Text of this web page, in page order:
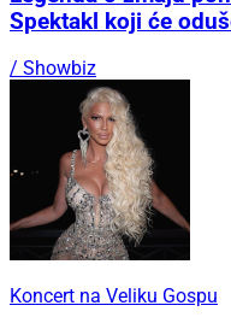
Spektakl koji će
/ Showbiz
Koncert na Veliku Gospu